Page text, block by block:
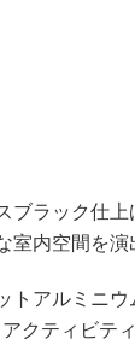
ラック仕上
内空間を演
アルミニウ
クティビテ